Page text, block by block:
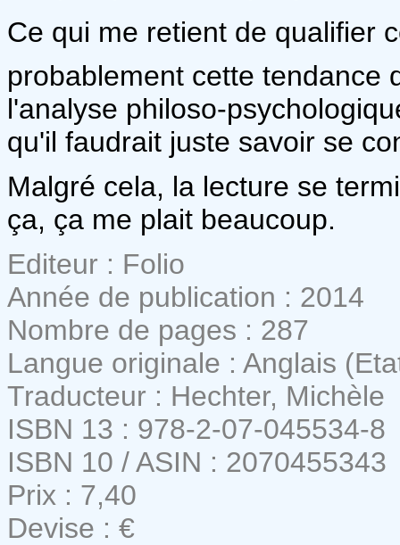
Ce qui me retient de qualifier
probablement cette tendance
l'analyse philoso-
qu'il faudrait juste savoir se
Malgré cela, la lecture se
ça, ça me plait beaucoup.
Editeur : Folio
Année de publication : 2014
Nombre de pages : 287
Langue originale : Anglais
Traducteur : Hechter, Michèle
ISBN 13 : 978-2-07-045534-8
ISBN 10 / ASIN : 2070455343
Prix : 7,40
Devise : €